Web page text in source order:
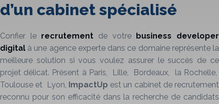
d’un cabinet spécialisé
Confier lerecrutement de votre
business developer
digital à une agence experte dans ce domaine représente la
meilleure solution si vous voulez assurer le succès de ce
projet délicat. Présent à Paris, Lille, Bordeaux, la Rochelle,
Toulouse et Lyon, ImpactUp est un cabinet de recrutement
reconnu pour son efficacité dans la recherche de candidats